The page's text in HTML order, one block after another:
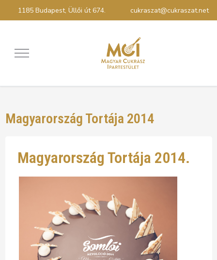
1185 Budapest, Üllői út 674. cukraszat@cukraszat.net
Magyarország Tortája 2014
Magyarország Tortája 2014.